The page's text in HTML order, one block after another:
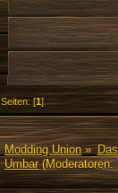
Seiten: [1]
Modding Union»
Umbar(Moderatoren: